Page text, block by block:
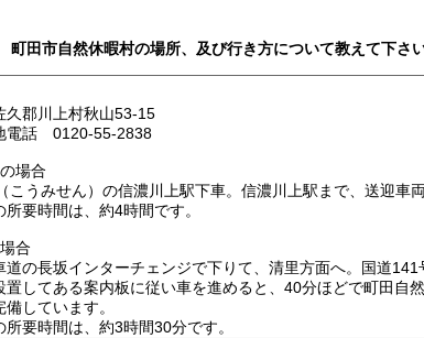
田市自然休暇村の場所、及び行き方について教えて下さい
郡川上村秋山53-15
電話 0120-55-2838
場合
うみせん）の信濃川上駅下車。信濃川上駅まで、送迎車
要時間は、約4時間です。
合
の長坂インターチェンジで下りて、清里方面へ。国道
置してある案内板に従い車を進めると、40分ほどで町田自
しています。
要時間は、約3時間30分です。